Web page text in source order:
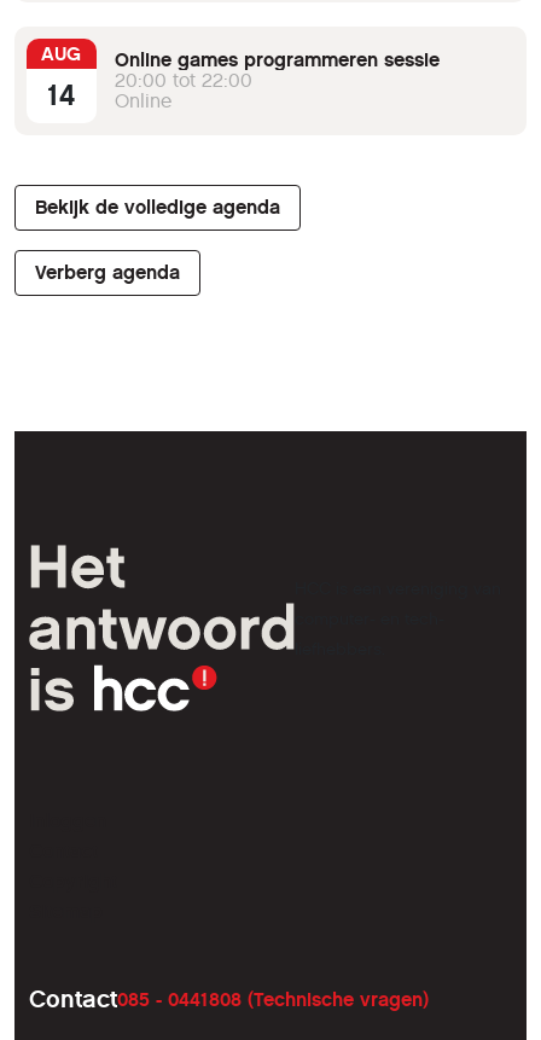
AUG
14
Online games programmeren sessie
20:00 tot 22:00
Online
Bekijk de volledige agenda
Verberg agenda
liefhebbers.
Contact085 - 0441808 (Technische vragen)